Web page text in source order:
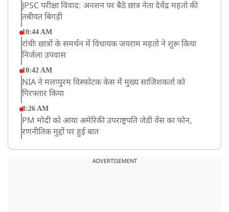
JPSC परीक्षा विवाद: अनशन पर बैठे छात्र नेता देवेंद्र महतो की
तबीयत बिगड़ी
10:44 AM
रांचीः छात्रों के समर्थन में विधायक जयराम महतो ने शुरू किया
निर्जला उपवास
10:42 AM
NIA ने मलप्पुरम विस्फोटक केस में मुख्य साजिशकर्ता को
गिरफ्तार किया
8:26 AM
PM मोदी को आया अमेरिकी उपराष्ट्रपति जेडी वेंस का फोन,
रणनीतिक मुद्दों पर हुई बात
रांची: छात्रों और झारखंड सरकार के बीच आज होगी तीसरे दौर
ADVERTISEMENT